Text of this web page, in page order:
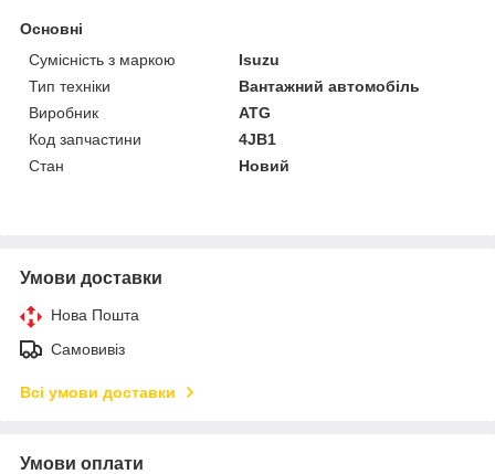
Основні
Сумісність з маркою
Isuzu
Тип техніки
Вантажний автомобіль
Виробник
ATG
Код запчастини
4JB1
Стан
Новий
Умови доставки
Нова Пошта
Самовивіз
Всі умови доставки
Умови оплати